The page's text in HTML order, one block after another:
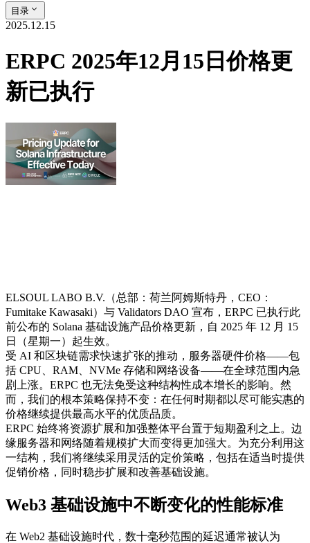
目录
2025.12.15
ERPC 2025年12月15日价格更
新已执行
ELSOUL LABO B.V.（总部：荷兰阿姆斯特丹，CEO：
Fumitake Kawasaki）与 Validators DAO 宣布，ERPC 已执行此
前公布的 Solana 基础设施产品价格更新，自 2025 年 12 月 15
日（星期一）起生效。
受 AI 和区块链需求快速扩张的推动，服务器硬件价格——包
括 CPU、RAM、NVMe 存储和网络设备——在全球范围内急
剧上涨。ERPC 也无法免受这种结构性成本增长的影响。然
而，我们的根本策略保持不变：在任何时期都以尽可能实惠的
价格继续提供最高水平的优质品质。
ERPC 始终将资源扩展和加强整体平台置于短期盈利之上。边
缘服务器和网络随着规模扩大而变得更加强大。为充分利用这
一结构，我们将继续采用灵活的定价策略，包括在适当时提供
促销价格，同时稳步扩展和改善基础设施。
Web3 基础设施中不断变化的性能标准
在 Web2 基础设施时代，数十毫秒范围的延迟通常被认为